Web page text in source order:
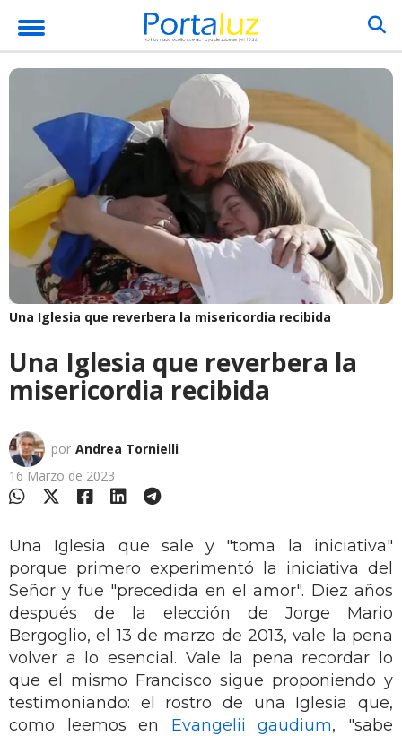
Una Iglesia que reverbera la misericordia recibida
Una Iglesia que reverbera la
misericordia recibida
por Andrea Tornielli
16 Marzo de 2023
Una Iglesia que sale y "toma la iniciativa"
porque primero experimentó la iniciativa del
Señor y fue "precedida en el amor". Diez años
después de la elección de Jorge Mario
Bergoglio, el 13 de marzo de 2013, vale la pena
volver a lo esencial. Vale la pena recordar lo
que el mismo Francisco sigue proponiendo y
testimoniando: el rostro de una Iglesia que,
como leemos en Evangelii gaudium, "sabe